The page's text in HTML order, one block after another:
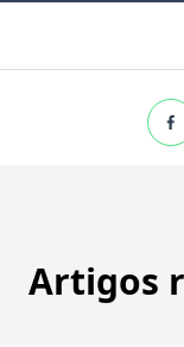
Artigos